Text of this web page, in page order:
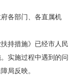
各部门、各直属机
持措施》已经市人民
实施过程中遇到的问
局反映。